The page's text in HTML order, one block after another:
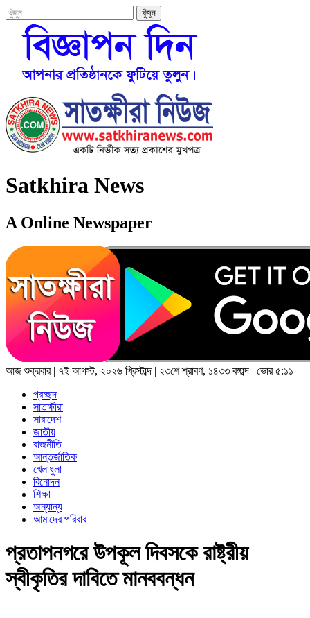
Satkhira News
A Online Newspaper
আজশুক্রবার| ৭ই আগস্ট, ২০২৬ খ্রিস্টাব্দ | ২৩শে শ্রাবণ, ১৪৩৩ বঙ্গাব্দ | ভোর ৫:১১
প্রচ্ছদ
সাতক্ষীরা
সারাদেশ
জাতীয়
রাজনীতি
আন্তর্জাতিক
খেলাধুলা
বিনোদন
শিক্ষা
অন্যান্য
আমাদের পরিবার
প্রতাপনগরে উপকূল দিবসকে রাষ্ট্রীয়
স্বীকৃতির দাবিতে মানববন্ধন